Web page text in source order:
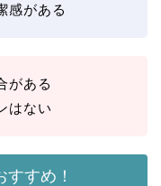
感がある
がある
はない
すすめ！